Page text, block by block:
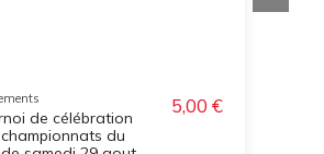
de célébration
du
5,00 €